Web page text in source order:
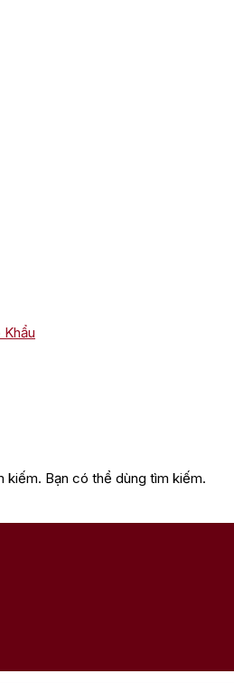
kiếm. Bạn có thể dùng tìm kiếm.